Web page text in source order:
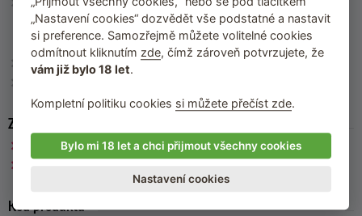
Oil, Pecan Oil, Safflower Oil, Fragrance, Vitamin E, Coumarin,
Linalool, Butylated Hydroxytoluene, D-Limonene, A-Isomethyl
lonone, Geraniol
Skladování
: Uchovávejte při běžné pokojové teplotě.
Zařazeno
Kód produktu
„Nastavení cookies“ dozvědět vše podstatné a nastavit
si preference. Samozřejmě můžete volitelné cookies
odmítnout kliknutím zde, čímž zároveň potvrzujete, že
vám již bylo 18 let.
Kompletní politiku cookies si můžete přečíst zde.
Bylo mi 18 let a chci přijmout všechny cookies
Nastavení cookies